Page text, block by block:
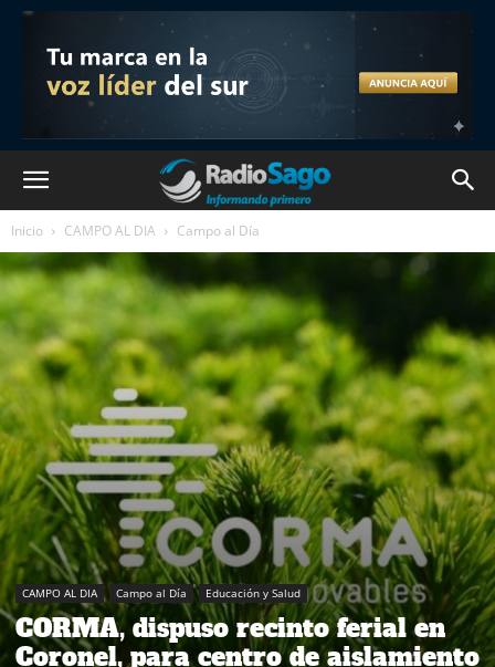
Inicio CAMPO AL DIA Campo al Día
CAMPO AL DIA Campo al Día Educación y Salud
CORMA, dispuso recinto ferial en
Coronel, para centro de aislamiento